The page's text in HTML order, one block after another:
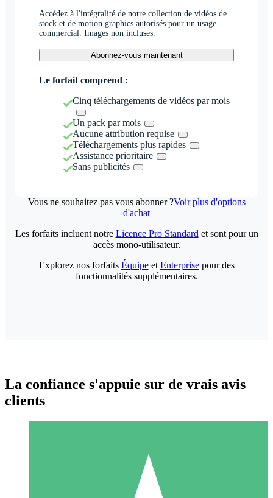
Accédez à l'intégralité de notre collection de vidéos de
stock et de motion graphics autorisés pour un usage
commercial. Images non incluses.
Abonnez-vous maintenant
Le forfait comprend :
Cinq téléchargements de vidéos par mois
Un pack par mois
Aucune attribution requise
Téléchargements plus rapides
Assistance prioritaire
Sans publicités
Vous ne souhaitez pas vous abonner ?Voir plus d'options
d'achat
Packs de Crédits Individuels
Les forfaits incluent notre Licence Pro Standard et sont pour un
accès mono-utilisateur.
Explorez nos forfaits Équipeet Enterprisepour des
fonctionnalités supplémentaires.
La confiance s'appuie sur de vrais avis
clients